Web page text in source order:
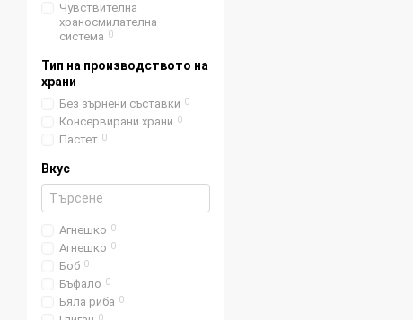
Чувствителна
храносмилателна
система 0
Тип на производството на
храни
Без зърнени съставки 0
Консервирани храни 0
Пастет 0
Вкус
Агнешко 0
Агнешко 0
Боб 0
Бъфало 0
Бяла риба 0
0